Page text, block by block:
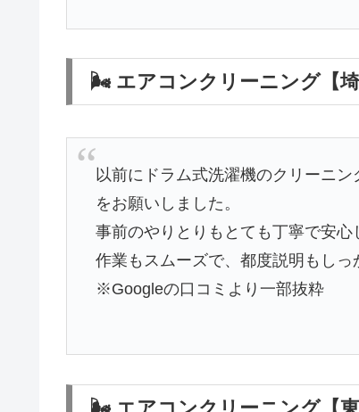
🌬 エアコンクリーニング【埼
以前にドラム式洗濯機のクリーニ
をお願いしました。
事前のやりとりもとても丁寧で安心
作業もスムーズで、都度説明もしっ
※Googleの口コミより一部抜粋